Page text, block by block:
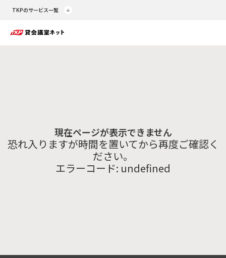
TKPのサービス一覧
現在ページが表示できません
恐れ入りますが時間を置いてから再度ご確認く
ださい。
エラーコード: undefined